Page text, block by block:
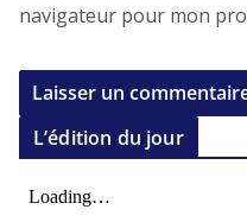
navigateur pour mon
L’édition du jour